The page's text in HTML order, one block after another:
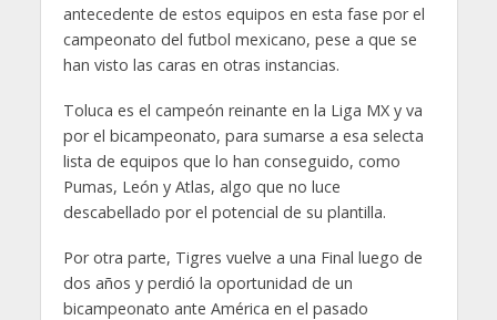
antecedente de estos equipos en esta fase por el
campeonato del futbol mexicano, pese a que se
han visto las caras en otras instancias.
Toluca es el campeón reinante en la Liga MX y va
por el bicampeonato, para sumarse a esa selecta
lista de equipos que lo han conseguido, como
Pumas, León y Atlas, algo que no luce
descabellado por el potencial de su plantilla.
Por otra parte, Tigres vuelve a una Final luego de
dos años y perdió la oportunidad de un
bicampeonato ante América en el pasado